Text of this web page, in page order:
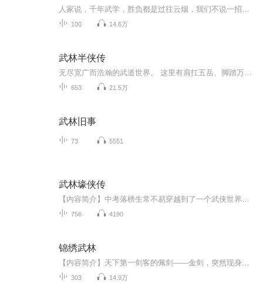
100 14.6万
武林半侠传
653 21.5万
武林旧事
73 5551
武林壕侠传
756 4190
锦绣武林
303 14.9万